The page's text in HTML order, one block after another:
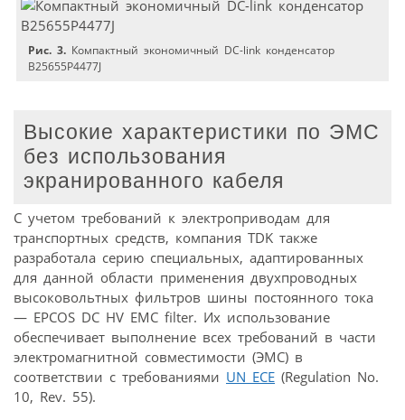
Рис. 3. Компактный экономичный DC-link конденсатор
B25655P4477J
Высокие характеристики по ЭМС
без использования
экранированного кабеля
С учетом требований к электроприводам для
транспортных средств, компания TDK также
разработала серию специальных, адаптированных
для данной области применения двухпроводных
высоковольтных фильтров шины постоянного тока
— EPCOS DC HV EMC filter. Их использование
обеспечивает выполнение всех требований в части
электромагнитной совместимости (ЭМС) в
соответствии с требованиями UN ECE (Regulation No.
10, Rev. 55).